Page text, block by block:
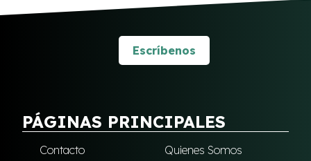
Escríbenos
PÁGINAS PRINCIPALES
Contacto
Quienes Somos